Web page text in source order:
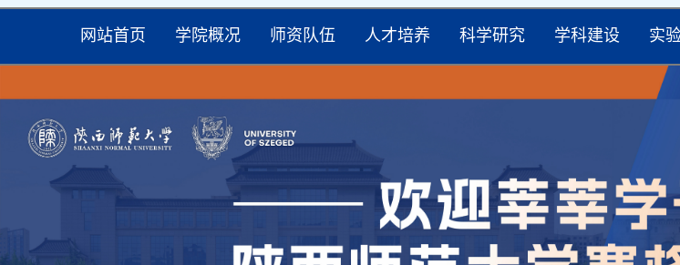
网站首页 学院概况 师资队伍 人才培养 科学研究 学科建设 实